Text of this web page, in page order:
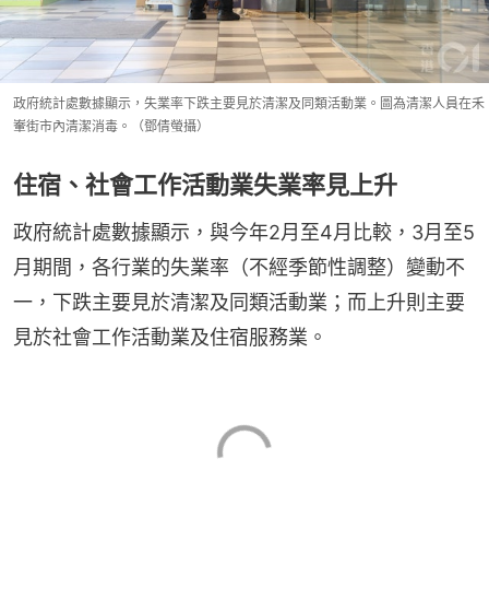
政府統計處數據顯示，失業率下跌主要見於清潔及同類活動業。圖為清潔人員在禾
輋街市內清潔消毒。（鄧倩螢攝）
住宿、社會工作活動業失業率見上升
政府統計處數據顯示，與今年2月至4月比較，3月至5
月期間，各行業的失業率（不經季節性調整）變動不
一，下跌主要見於清潔及同類活動業；而上升則主要
見於社會工作活動業及住宿服務業。